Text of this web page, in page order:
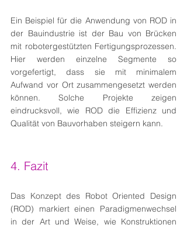
Ein Beispiel für die Anwendung von ROD in
der Bauindustrie ist der Bau von Brücken
mit robotergestützten Fertigungsprozessen.
Hier werden einzelne Segmente so
vorgefertigt, dass sie mit minimalem
Aufwand vor Ort zusammengesetzt werden
können. Solche Projekte zeigen
eindrucksvoll, wie ROD die Effizienz und
Qualität von Bauvorhaben steigern kann.
4. Fazit
Das Konzept des Robot Oriented Design
(ROD) markiert einen Paradigmenwechsel
in der Art und Weise, wie Konstruktionen